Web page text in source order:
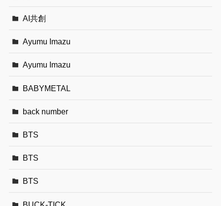
AI共創
Ayumu Imazu
Ayumu Imazu
BABYMETAL
back number
BTS
BTS
BTS